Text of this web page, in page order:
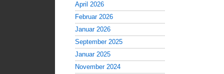
April 2026
Februar 2026
Januar 2026
September 2025
Januar 2025
November 2024